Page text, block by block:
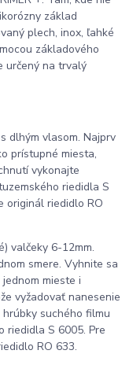
základ
plech, inox, ľahké
základového
určený na trvalý
dlhým vlasom. Najprv
prístupné miesta,
vykonajte
riedidla S
originál riedidlo RO
valčeky 6-12mm.
smere. Vyhnite sa
mieste i
vyžadovať nanesenie
suchého filmu
riedidla S 6005. Pre
RO 633.